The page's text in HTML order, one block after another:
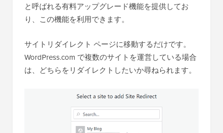
と呼ばれる有料アップグレード機能を提供してお
り、この機能を利用できます。
サイトリダイレクト ページに移動するだけです。
WordPress.com で複数のサイトを運営している場合
は、どちらをリダイレクトしたいか尋ねられます。